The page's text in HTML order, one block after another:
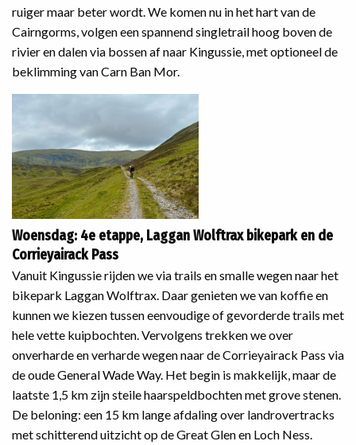
ruiger maar beter wordt. We komen nu in het hart van de
Cairngorms, volgen een spannend singletrail hoog boven de
rivier en dalen via bossen af naar Kingussie, met optioneel de
beklimming van Carn Ban Mor.
Woensdag: 4e etappe, Laggan Wolftrax bikepark en de
Corrieyairack Pass
Vanuit Kingussie rijden we via trails en smalle wegen naar het
bikepark Laggan Wolftrax. Daar genieten we van koffie en
kunnen we kiezen tussen eenvoudige of gevorderde trails met
hele vette kuipbochten. Vervolgens trekken we over
onverharde en verharde wegen naar de Corrieyairack Pass via
de oude General Wade Way. Het begin is makkelijk, maar de
laatste 1,5 km zijn steile haarspeldbochten met grove stenen.
De beloning: een 15 km lange afdaling over landrovertracks
met schitterend uitzicht op de Great Glen en Loch Ness.